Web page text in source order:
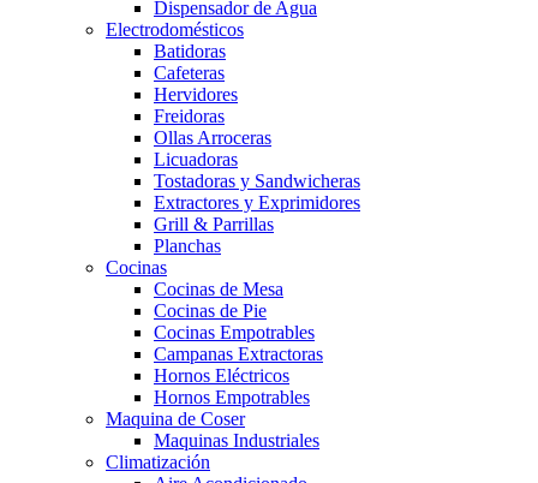
Dispensador de Agua
Electrodomésticos
Batidoras
Cafeteras
Hervidores
Freidoras
Ollas Arroceras
Licuadoras
Tostadoras y Sandwicheras
Extractores y Exprimidores
Grill & Parrillas
Planchas
Cocinas
Cocinas de Mesa
Cocinas de Pie
Cocinas Empotrables
Campanas Extractoras
Hornos Eléctricos
Hornos Empotrables
Maquina de Coser
Maquinas Industriales
Climatización